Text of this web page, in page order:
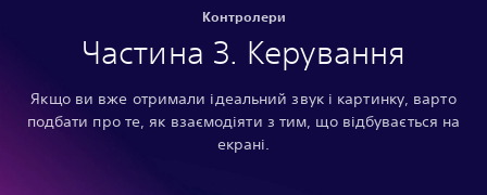
Контролери
Частина 3. Керування
Якщо ви вже отримали ідеальний звук і картинку, варто
подбати про те, як взаємодіяти з тим, що відбувається на
екрані.